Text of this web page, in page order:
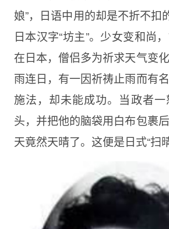
娘”，日语中用的却是不折不扣
日本汉字“坊主”。少女变和尚
在日本，僧侣多为祈求天气变
雨连日，有一因祈祷止雨而有
施法，却未能成功。当政者
头，并把他的脑袋用白布包裹
天竟然天晴了。这便是日式“扫